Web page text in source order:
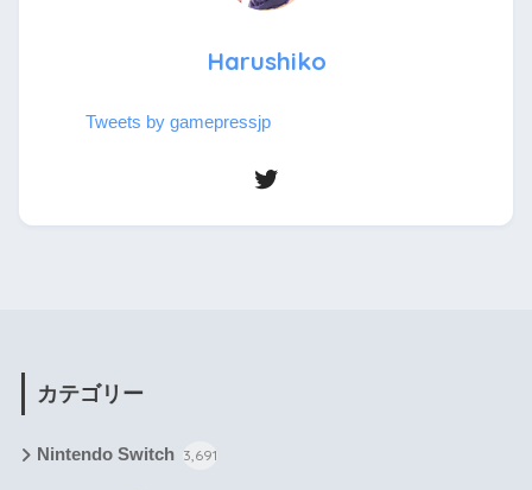
Harushiko
Tweets by gamepressjp
カテゴリー
Nintendo Switch 3,691